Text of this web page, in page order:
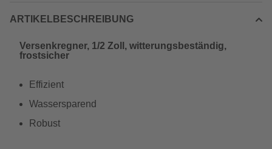
ARTIKELBESCHREIBUNG
Versenkregner, 1/2 Zoll, witterungsbeständig,
frostsicher
Effizient
Wassersparend
Robust